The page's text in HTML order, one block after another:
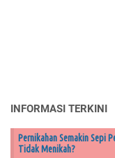
INFORMASI TERKINI
Pernikahan Semakin Sepi
Tidak Menikah?